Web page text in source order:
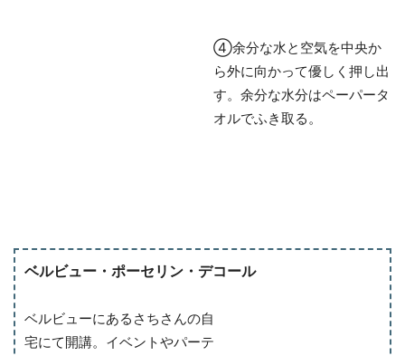
④余分な水と空気を中央か
ら外に向かって優しく押し出
す。余分な水分はペーパータ
オルでふき取る。
ベルビュー・ポーセリン・デコール
ベルビューにあるさちさんの自
宅にて開講。イベントやパーテ